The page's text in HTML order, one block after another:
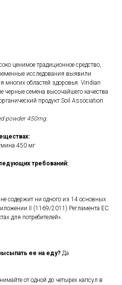
ценимое традиционное средство,
исследования выявили
многих областей здоровья. Viridian
черные семена высочайшего качества
продукт Soil Association.
powder 450mg.
450 мг
требований:
содержит ни одного из 14 основных
II (1169/2011) Регламента ЕС
для потребителей».
ее на еду? Да
от одной до четырех капсул в